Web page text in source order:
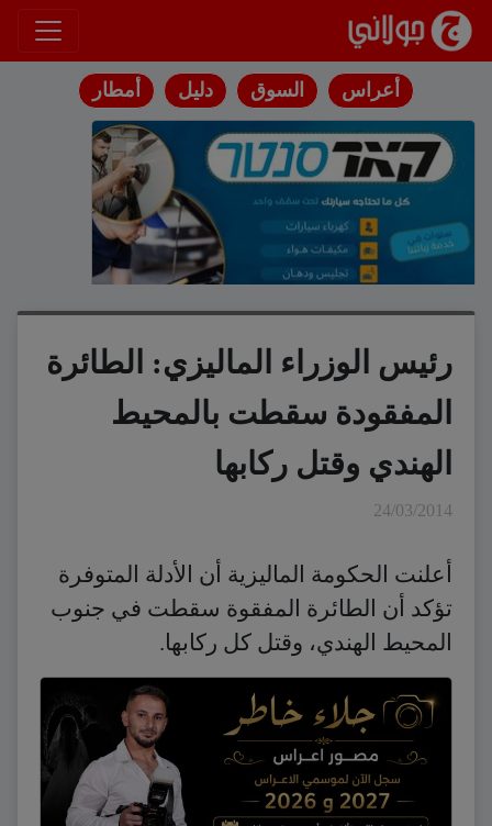
انتقل إلى المحتوى
أعراس السوق دليل أمطار
رئيس الوزراء الماليزي: الطائرة
المفقودة سقطت بالمحيط
الهندي وقتل ركابها
24/03/2014
أعلنت الحكومة الماليزية أن الأدلة المتوفرة
تؤكد أن الطائرة المفقوة سقطت في جنوب
المحيط الهندي، وقتل كل ركابها.